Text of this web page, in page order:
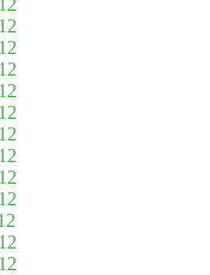
12
12
12
12
12
12
12
12
12
12
12